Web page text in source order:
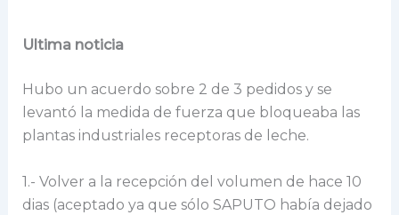
Ultima noticia
Hubo un acuerdo sobre 2 de 3 pedidos y se
levantó la medida de fuerza que bloqueaba las
plantas industriales receptoras de leche.
1.- Volver a la recepción del volumen de hace 10
dias (aceptado ya que sólo SAPUTO había dejado